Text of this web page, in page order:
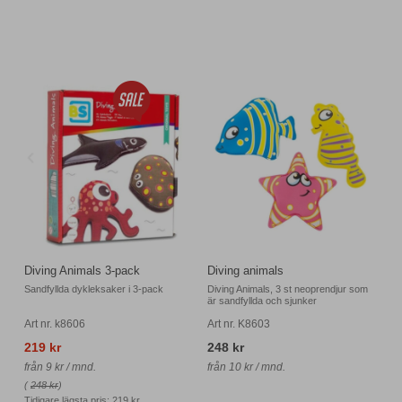
Diving Animals 3-pack
Sandfyllda dykleksaker i 3-pack
Art nr. k8606
219 kr
från 9 kr / mnd.
( 248 kr)
Diving animals
Diving Animals, 3 st neoprendjur som
är sandfyllda och sjunker
Art nr. K8603
248 kr
från 10 kr / mnd.